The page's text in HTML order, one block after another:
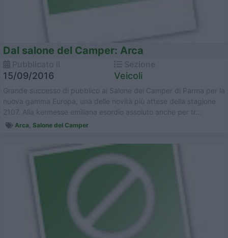
Dal salone del Camper: Arca
15/09/2016 Veicoli
Grande successo di pubblico al Salone del Camper di Parma per la
nuova gamma Europa, una delle novità più attese della stagione
2107. Alla kermesse emiliana esordio assoluto anche per tr...
Arca, Salone del Camper